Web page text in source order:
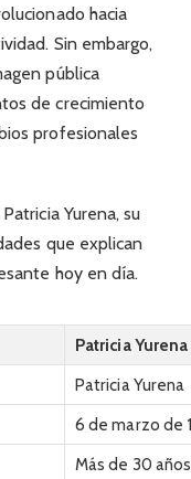
hacia
Sin embargo,
pública
de crecimiento
profesionales
Yurena, su
que explican
hoy en día.
Patricia
Patricia Yurena
6 de marzo de
Más de 30 años